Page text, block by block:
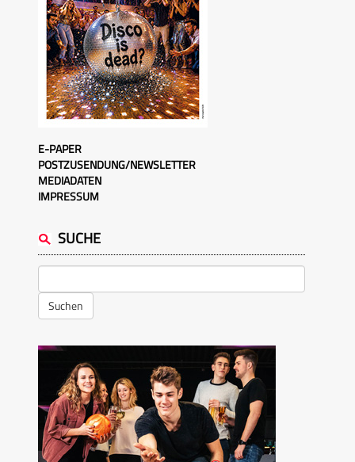
E-PAPER
POSTZUSENDUNG/NEWSLETTER
MEDIADATEN
IMPRESSUM
SUCHE
Suchen